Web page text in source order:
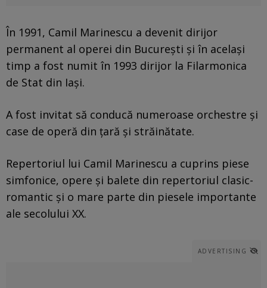
În 1991, Camil Marinescu a devenit dirijor
permanent al operei din București și în același
timp a fost numit în 1993 dirijor la Filarmonica
de Stat din Iași.
A fost invitat să conducă numeroase orchestre și
case de operă din țară și străinătate.
Repertoriul lui Camil Marinescu a cuprins piese
simfonice, opere și balete din repertoriul clasic-
romantic și o mare parte din piesele importante
ale secolului XX.
ADVERTISING